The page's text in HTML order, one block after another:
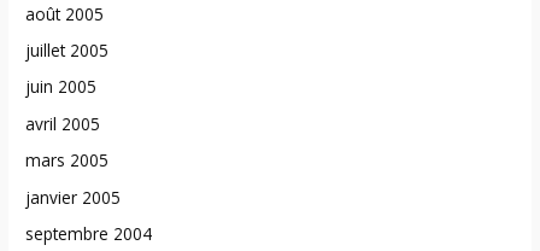
août 2005
juillet 2005
juin 2005
avril 2005
mars 2005
janvier 2005
septembre 2004